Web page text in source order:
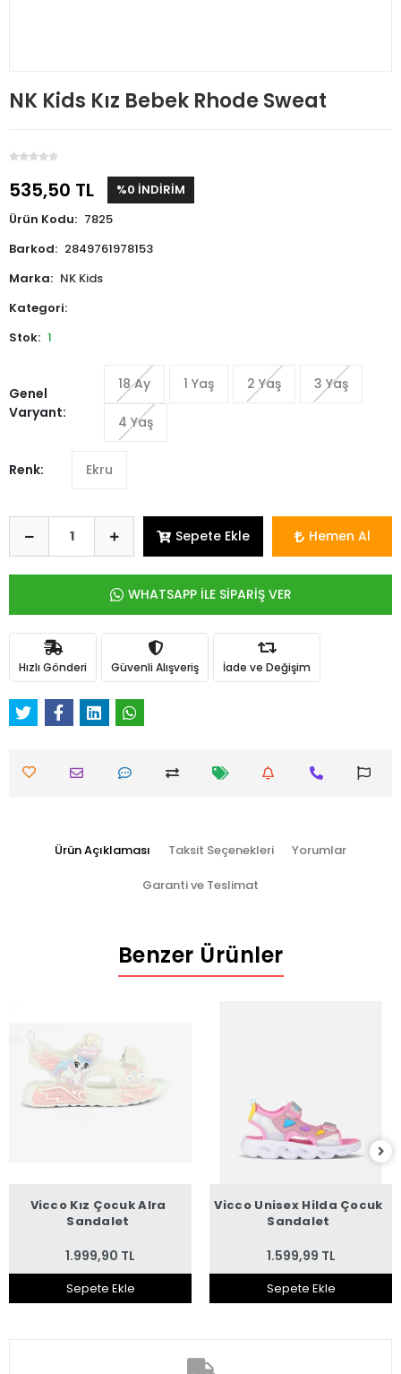
NK Kids Kız Bebek Rhode Sweat
535,50 TL
%0 İNDİRİM
Ürün Kodu: 7825
Barkod: 2849761978153
Marka: NK Kids
Kategori:
Stok: 1
Genel
Varyant:
18 Ay 1 Yaş 2 Yaş 3 Yaş
4 Yaş
Renk: Ekru
Sepete Ekle Hemen Al
WHATSAPP İLE SİPARİŞ VER
Hızlı Gönderi Güvenli Alışveriş İade ve Değişim
Ürün Açıklaması Taksit Seçenekleri Yorumlar
Garanti ve Teslimat
Benzer Ürünler
Vicco Kız Çocuk Alra
Sandalet
1.999,90 TL
Sepete Ekle
Vicco Unisex Hilda Çocuk
Sandalet
1.599,99 TL
Sepete Ekle